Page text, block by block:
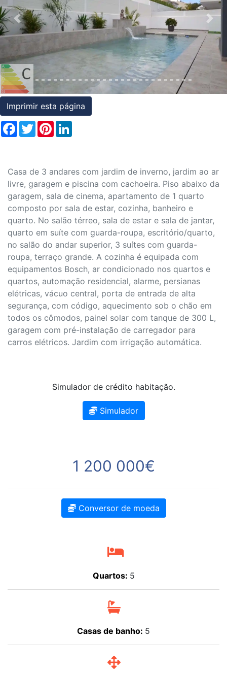
Condições
Testemunhos
Assessoria
Jurídica
Previous Next
Imprimir esta página
Facebook
TwitterPinterest
Casa de 3 andares com jardim de inverno, jardim ao ar
livre, garagem e piscina com cachoeira. Piso abaixo da
garagem, sala de cinema, apartamento de 1 quarto
composto por sala de estar, cozinha, banheiro e
quarto. No salão térreo, sala de estar e sala de jantar,
quarto em suíte com guarda-roupa, escritório/quarto,
no salão do andar superior, 3 suítes com guarda-
roupa, terraço grande. A cozinha é equipada com
equipamentos Bosch, ar condicionado nos quartos e
quartos, automação residencial, alarme, persianas
elétricas, vácuo central, porta de entrada de alta
segurança, com código, aquecimento sob o chão em
todos os cômodos, painel solar com tanque de 300 L,
garagem com pré-instalação de carregador para
carros elétricos. Jardim com irrigação automática.
Simulador de crédito habitação.
Simulador
1 200 000€
Conversor de moeda
Quartos: 5
Casas de banho: 5